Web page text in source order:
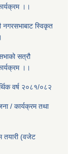
।।
स्विकृत
सत्रौ
।।
वर्ष २०८१/०८२
/ कार्यक्रम तथा
तयारी (वजेट